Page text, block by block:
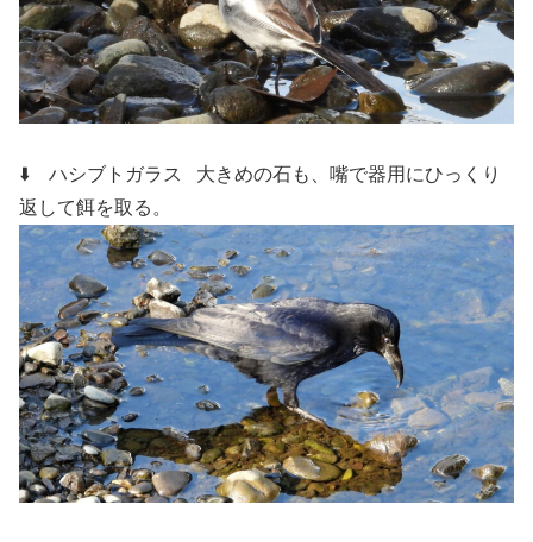
⬇️ ハシブトガラス 大きめの石も、嘴で器用にひっくり
返して餌を取る。